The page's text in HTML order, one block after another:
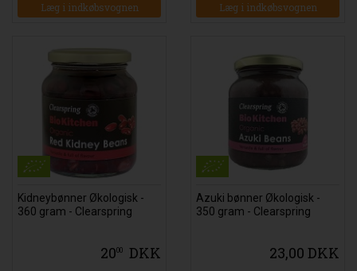
Læg i indkøbsvognen Læg i indkøbsvognen
Kidneybønner Økologisk -
360 gram - Clearspring
2000 DKK
Azuki bønner Økologisk -
350 gram - Clearspring
23,00 DKK